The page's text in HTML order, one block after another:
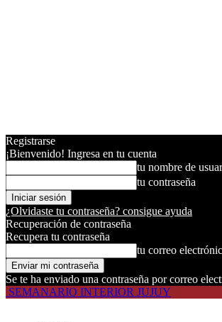
Registrarse
¡Bienvenido! Ingresa en tu cuenta
tu nombre de
tu contraseña
¿Olvidaste tu contraseña? consigue ayuda
Recuperación de contraseña
Recupera tu contraseña
tu correo
Se te ha enviado una contraseña por correo
SEMANARIO INTERIOR JUJUY